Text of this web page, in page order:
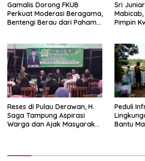
Gamalis Dorong FKUB
Perkuat Moderasi Beragama,
Bentengi Berau dari Paham
Sri
Pimpin
Reses di Pulau Derawan, H.
Saga Tampung Aspirasi
Warga dan Ajak Masyarakat
Peduli
Bantu